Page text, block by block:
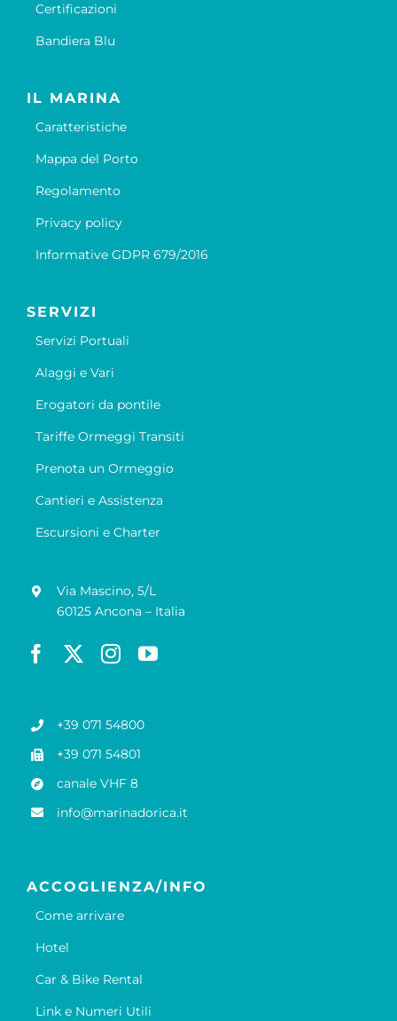
Certificazioni
Bandiera Blu
IL MARINA
Caratteristiche
Mappa del Porto
Regolamento
Privacy policy
Informative GDPR 679/2016
SERVIZI
Servizi Portuali
Alaggi e Vari
Erogatori da pontile
Tariffe Ormeggi Transiti
Prenota un Ormeggio
Cantieri e Assistenza
Escursioni e Charter
Via Mascino, 5/L
60125 Ancona – Italia
+39 071 54800
+39 071 54801
canale VHF 8
info@marinadorica.it
ACCOGLIENZA/INFO
Come arrivare
Hotel
Car & Bike Rental
Link e Numeri Utili